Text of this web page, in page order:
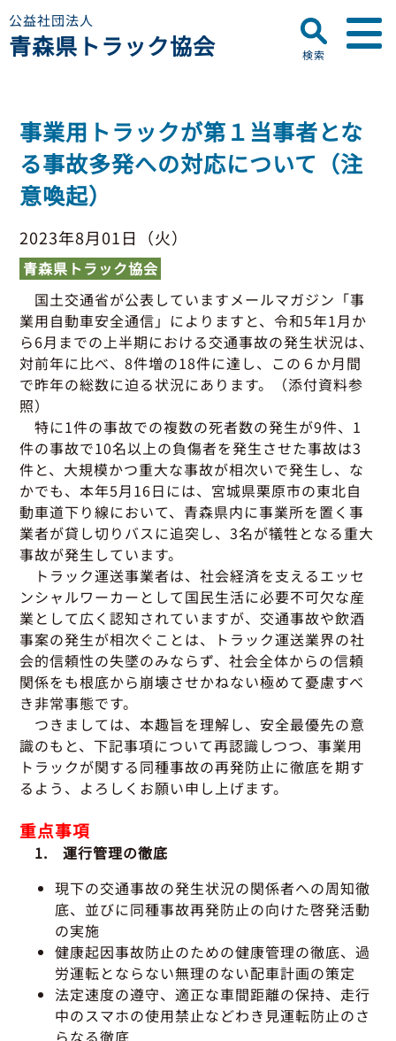
公益社団法人
青森県トラック協会
プロフィール
ディスクロージャー
会員名簿
お知らせ ▼
青森県トラック協会
行政・他団体
助成・補助金
適正化事業
セミナー・研修
適正化事業
適正化事業について
Gマーク制度について
巡回指導について
運行管理者・整備管理者
適正化だより
会員専用ページ ▼
初任運転者特別指導教育
グッドラーニング
運送申込・書面化アプリ
利用申し込み
活動報告・協会報
貸出用ビデオライブラリ
会員メール登録・会員情報変更
保有車両台数変更
一般の皆さまへ
トラック輸送の役割
緑ナンバートラックとは
Gマークとは
引越安心マークとは
協会の活動
入会のご案内
プライバシーポリシー
お問い合わせ
検索
事業用トラックが第１当事者とな
る事故多発への対応について（注
意喚起）
2023年8月01日（火）
青森県トラック協会
国土交通省が公表していますメールマガジン「事
業用自動車安全通信」によりますと、令和5年1月か
ら6月までの上半期における交通事故の発生状況は、
対前年に比べ、8件増の18件に達し、この６か月間
で昨年の総数に迫る状況にあります。（添付資料参
照）
特に1件の事故での複数の死者数の発生が9件、1
件の事故で10名以上の負傷者を発生させた事故は3
件と、大規模かつ重大な事故が相次いで発生し、な
かでも、本年5月16日には、宮城県栗原市の東北自
動車道下り線において、青森県内に事業所を置く事
業者が貸し切りバスに追突し、3名が犠牲となる重大
事故が発生しています。
トラック運送事業者は、社会経済を支えるエッセ
ンシャルワーカーとして国民生活に必要不可欠な産
業として広く認知されていますが、交通事故や飲酒
事案の発生が相次ぐことは、トラック運送業界の社
会的信頼性の失墜のみならず、社会全体からの信頼
関係をも根底から崩壊させかねない極めて憂慮すべ
き非常事態です。
つきましては、本趣旨を理解し、安全最優先の意
識のもと、下記事項について再認識しつつ、事業用
トラックが関する同種事故の再発防止に徹底を期す
るよう、よろしくお願い申し上げます。
重点事項
1. 運行管理の徹底
現下の交通事故の発生状況の関係者への周知徹
底、並びに同種事故再発防止の向けた啓発活動
の実施
健康起因事故防止のための健康管理の徹底、過
労運転とならない無理のない配車計画の策定
法定速度の遵守、適正な車間距離の保持、走行
中のスマホの使用禁止などわき見運転防止のさ
らなる徹底